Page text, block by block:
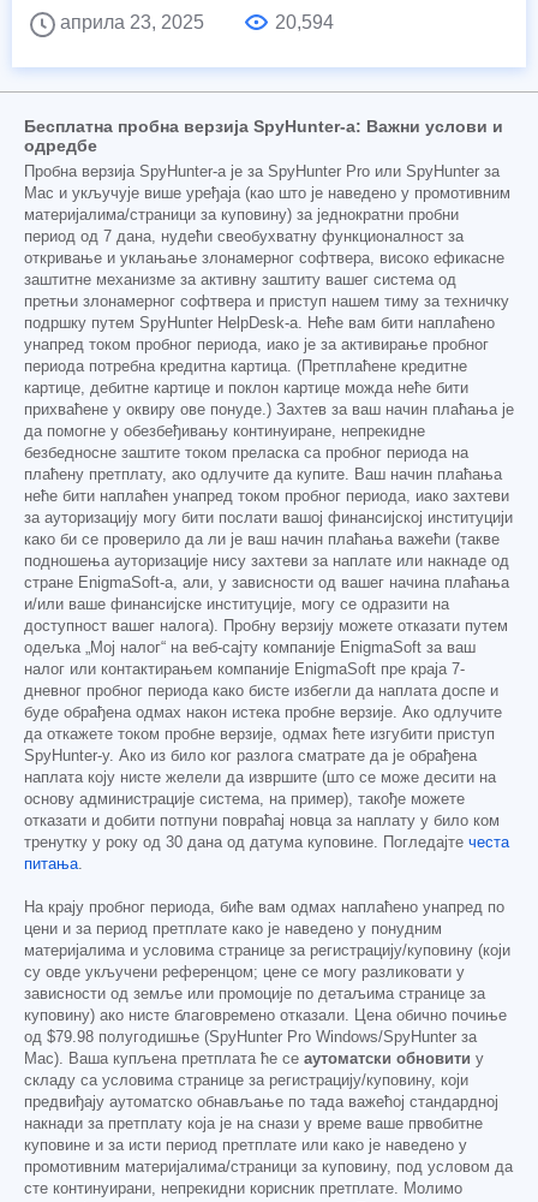
априла 23, 2025
20,594
Бесплатна пробна верзија SpyHunter-а: Важни услови и
одредбе
Пробна верзија SpyHunter-а је за SpyHunter Pro или SpyHunter за
Mac и укључује више уређаја (као што је наведено у промотивним
материјалима/страници за куповину) за једнократни пробни
период од 7 дана, нудећи свеобухватну функционалност за
откривање и уклањање злонамерног софтвера, високо ефикасне
заштитне механизме за активну заштиту вашег система од
претњи злонамерног софтвера и приступ нашем тиму за техничку
подршку путем SpyHunter HelpDesk-а. Неће вам бити наплаћено
унапред током пробног периода, иако је за активирање пробног
периода потребна кредитна картица. (Претплаћене кредитне
картице, дебитне картице и поклон картице можда неће бити
прихваћене у оквиру ове понуде.) Захтев за ваш начин плаћања је
да помогне у обезбеђивању континуиране, непрекидне
безбедносне заштите током преласка са пробног периода на
плаћену претплату, ако одлучите да купите. Ваш начин плаћања
неће бити наплаћен унапред током пробног периода, иако захтеви
за ауторизацију могу бити послати вашој финансијској институцији
како би се проверило да ли је ваш начин плаћања важећи (такве
подношења ауторизације нису захтеви за наплате или накнаде од
стране EnigmaSoft-а, али, у зависности од вашег начина плаћања
и/или ваше финансијске институције, могу се одразити на
доступност вашег налога). Пробну верзију можете отказати путем
одељка „Мој налог“ на веб-сајту компаније EnigmaSoft за ваш
налог или контактирањем компаније EnigmaSoft пре краја 7-
дневног пробног периода како бисте избегли да наплата доспе и
буде обрађена одмах након истека пробне верзије. Ако одлучите
да откажете током пробне верзије, одмах ћете изгубити приступ
SpyHunter-у. Ако из било ког разлога сматрате да је обрађена
наплата коју нисте желели да извршите (што се може десити на
основу администрације система, на пример), такође можете
отказати и добити потпуни повраћај новца за наплату у било ком
тренутку у року од 30 дана од датума куповине. Погледајте честа
питања.
На крају пробног периода, биће вам одмах наплаћено унапред по
цени и за период претплате како је наведено у понудним
материјалима и условима странице за регистрацију/куповину (који
су овде укључени референцом; цене се могу разликовати у
зависности од земље или промоције по детаљима странице за
куповину) ако нисте благовремено отказали. Цена обично почиње
од $79.98 полугодишње (SpyHunter Pro Windows/SpyHunter за
Mac). Ваша купљена претплата ће се аутоматски обновити у
складу са условима странице за регистрацију/куповину, који
предвиђају аутоматско обнављање по тада важећој стандардној
накнади за претплату која је на снази у време ваше првобитне
куповине и за исти период претплате или како је наведено у
промотивним материјалима/страници за куповину, под условом да
сте континуирани, непрекидни корисник претплате. Молимо